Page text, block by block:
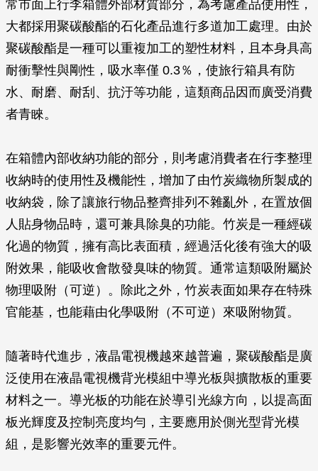
常市面上行李箱體外部材質部分，為考慮產品使用性，
大都採用聚碳酸酯的石化產品進行多道加工處理。由於
聚碳酸酯是一種可以重複加工的塑性材料，且本身具高
耐衝擊性與剛性，吸水率僅 0.3％，使旅行箱具有防
水、耐磨、耐刮、抗汙等功能，這類商品因而廣受消費
者青睞。
在箱體內部收納功能的部分，則考慮消費者在行李整理
收納時的使用性及機能性，增加了由竹炭織物所製成的
收納袋，除了讓旅行物品整齊排列不雜亂外，在置放個
人貼身物品時，還可兼具除臭的功能。竹炭是一種經碳
化過的物質，擁有高比表面積，經過活化後有強大的吸
附效果，能吸收會散發臭味的物質。通常這類吸附屬於
物理吸附（可逆）。除此之外，竹炭表面如果存在特殊
官能基，也能藉由化學吸附（不可逆）來吸附物質。
隨著時代進步，液晶電視機越來越普遍，聚碳酸酯是廣
泛使用在液晶電視機背光模組中導光板與擴散板的重要
材料之一。導光板的功能在於導引光線方向，以提高面
板光輝度及控制亮度均勻，主要應用於側光型背光模
組，是影響光效率的重要元件。